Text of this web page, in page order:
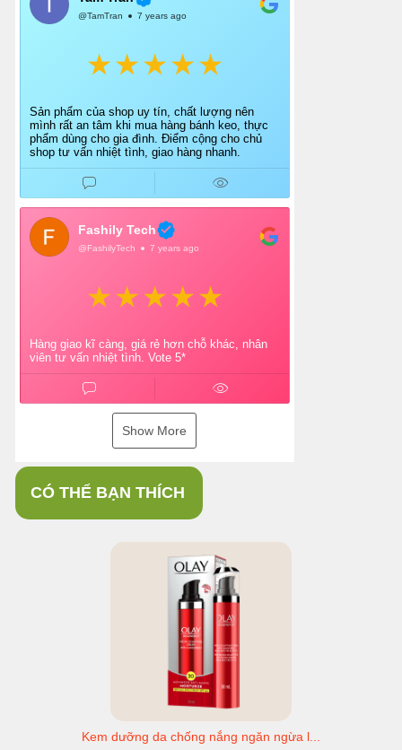
@TamTran 7 years ago
Sản phẩm của shop uy tín, chất lượng nên
mình rất an tâm khi mua hàng bánh keo, thực
phẩm dùng cho gia đình. Điểm cộng cho chủ
shop tư vấn nhiệt tình, giao hàng nhanh.
Fashily Tech
@FashilyTech 7 years ago
Hàng giao kĩ càng, giá rẻ hơn chỗ khác, nhân
viên tư vấn nhiệt tình. Vote 5*
Show More
CÓ THỂ BẠN THÍCH
Kem dưỡng da chống nắng ngăn ngừa l...